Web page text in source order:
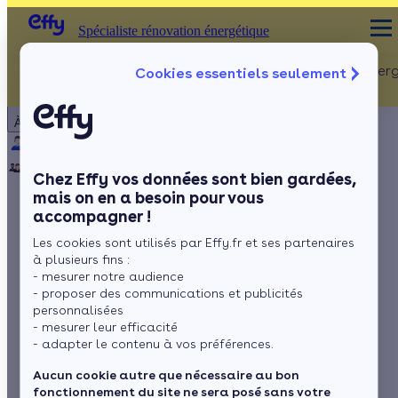
Cookies essentiels seulement
Chez Effy vos données sont bien gardées,
mais on en a besoin pour vous
accompagner !
Les cookies sont utilisés par Effy.fr et ses partenaires
à plusieurs fins :
- mesurer notre audience
- proposer des communications et publicités
personnalisées
- mesurer leur efficacité
- adapter le contenu à vos préférences.
Aucun cookie autre que nécessaire au bon
fonctionnement du site ne sera posé sans votre
À propos
Notre équipe
Rejoignez-nous Presse
Spécialiste rénovation énergétique Rénovation
Murs
Sols
Spécialiste rénovation énergétique
L’impact d’un
mauvais DPE sur le
prix de votre
logement